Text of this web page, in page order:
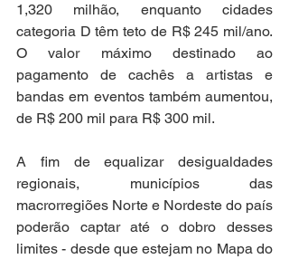
1,320 milhão, enquanto cidades
categoria D têm teto de R$ 245 mil/ano.
O valor máximo destinado ao
pagamento de cachês a artistas e
bandas em eventos também aumentou,
de R$ 200 mil para R$ 300 mil.
A fim de equalizar desigualdades
regionais, municípios das
macrorregiões Norte e Nordeste do país
poderão captar até o dobro desses
limites - desde que estejam no Mapa do